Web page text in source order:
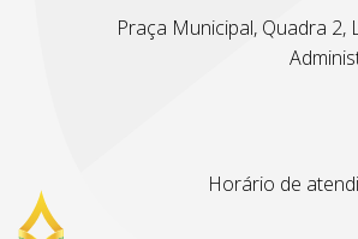
Praça Municipal, Quadra 2,
Horário de